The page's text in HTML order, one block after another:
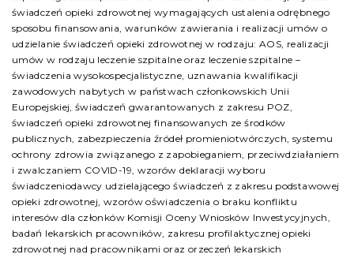
świadczeń opieki zdrowotnej wymagających ustalenia odrębnego
sposobu finansowania, warunków zawierania i realizacji umów o
udzielanie świadczeń opieki zdrowotnej w rodzaju: AOS, realizacji
umów w rodzaju leczenie szpitalne oraz leczenie szpitalne –
świadczenia wysokospecjalistyczne, uznawania kwalifikacji
zawodowych nabytych w państwach członkowskich Unii
Europejskiej, świadczeń gwarantowanych z zakresu POZ,
świadczeń opieki zdrowotnej finansowanych ze środków
publicznych, zabezpieczenia źródeł promieniotwórczych, systemu
ochrony zdrowia związanego z zapobieganiem, przeciwdziałaniem
i zwalczaniem COVID-19, wzorów deklaracji wyboru
świadczeniodawcy udzielającego świadczeń z zakresu podstawowej
opieki zdrowotnej, wzorów oświadczenia o braku konfliktu
interesów dla członków Komisji Oceny Wniosków Inwestycyjnych,
badań lekarskich pracowników, zakresu profilaktycznej opieki
zdrowotnej nad pracownikami oraz orzeczeń lekarskich